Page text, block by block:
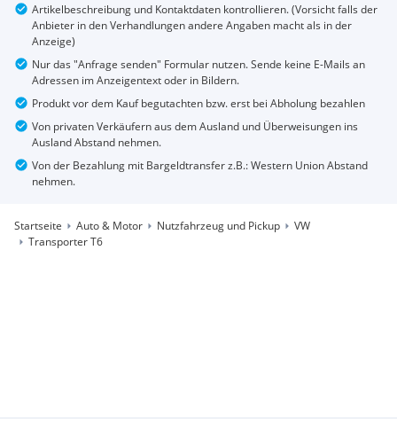
Artikelbeschreibung und Kontaktdaten kontrollieren. (Vorsicht falls der
Anbieter in den Verhandlungen andere Angaben macht als in der
Anzeige)
Nur das "Anfrage senden" Formular nutzen. Sende keine E-Mails an
Adressen im Anzeigentext oder in Bildern.
Produkt vor dem Kauf begutachten bzw. erst bei Abholung bezahlen
Von privaten Verkäufern aus dem Ausland und Überweisungen ins
Ausland Abstand nehmen.
Von der Bezahlung mit Bargeldtransfer z.B.: Western Union Abstand
nehmen.
Startseite Auto & Motor Nutzfahrzeug und Pickup
VW
Transporter T6